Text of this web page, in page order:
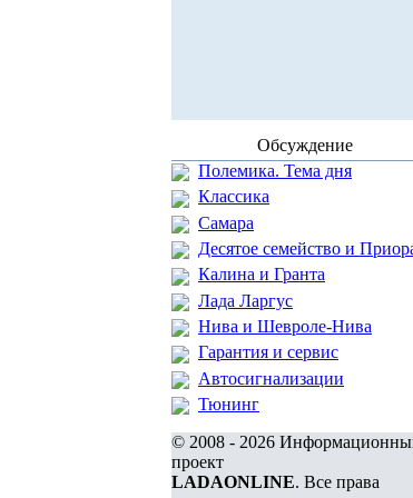
Обсуждение
Полемика. Тема дня
Классика
Самара
Десятое семейство и
Калина и Гранта
Лада Ларгус
Нива и Шевроле-Нива
Гарантия и сервис
Автосигнализации
Тюнинг
© 2008 - 2026
проект
LADAONLINE. Все права